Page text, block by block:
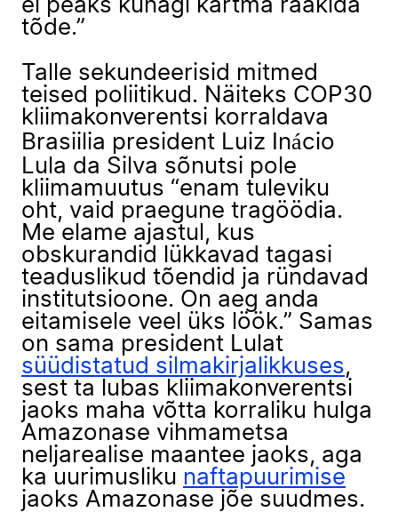
ei peaks kunagi kartma rääkida
tõde.”
Talle sekundeerisid mitmed
teised poliitikud. Näiteks COP30
kliimakonverentsi korraldava
Brasiilia president Luiz Inácio
Lula da Silva sõnutsi pole
kliimamuutus “enam tuleviku
oht, vaid praegune tragöödia.
Me elame ajastul, kus
obskurandid lükkavad tagasi
teaduslikud tõendid ja ründavad
institutsioone. On aeg anda
eitamisele veel üks löök.” Samas
on sama president Lulat
süüdistatud silmakirjalikkuses,
sest ta lubas kliimakonverentsi
jaoks maha võtta korraliku hulga
Amazonase vihmametsa
neljarealise maantee jaoks, aga
ka uurimusliku naftapuurimise
jaoks Amazonase jõe suudmes.